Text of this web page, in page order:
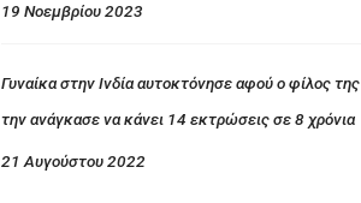
19 Νοεμβρίου 2023
Γυναίκα στην Ινδία αυτοκτόνησε αφού ο φίλος της
την ανάγκασε να κάνει 14 εκτρώσεις σε 8 χρόνια
21 Αυγούστου 2022